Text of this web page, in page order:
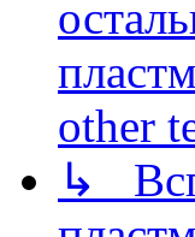
other
↳